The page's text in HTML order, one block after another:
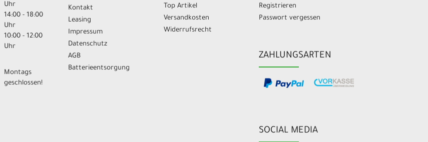
Uhr
14:00 - 18:00
Uhr
10:00 - 12:00
Uhr
Montags
geschlossen!
Kontakt
Leasing
Impressum
Datenschutz
AGB
Batterieentsorgung
Top Artikel
Versandkosten
Widerrufsrecht
Registrieren
Passwort vergessen
ZAHLUNGSARTEN
SOCIAL MEDIA